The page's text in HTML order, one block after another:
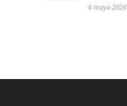
6 mayo 2026